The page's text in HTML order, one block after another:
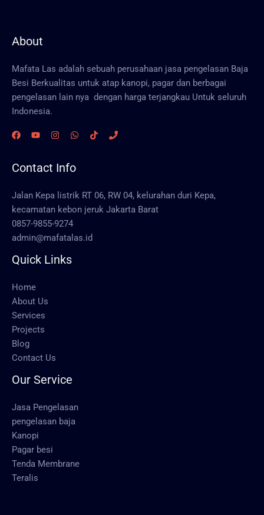
About
Mafata Las adalah sebuah perusahaan jasa pengelasan Baja
Besi Berkualitas untuk atap kanopi, pagar dan berbagai
pengelasan lain nya dengan harga terjangkau Untuk seluruh
Indonesia.
Contact Info
Jalan Kepa listrik RT 06, RW 04, kelurahan duri Kepa,
kecamatan kebon jeruk Jakarta Barat
0857-9855-9274
admin@mafatalas.id
Quick Links
Home
About Us
Services
Projects
Blog
Contact Us
Our Service
Jasa Pengelasan
pengelasan baja
Kanopi
Pagar besi
Tenda Membrane
Teralis